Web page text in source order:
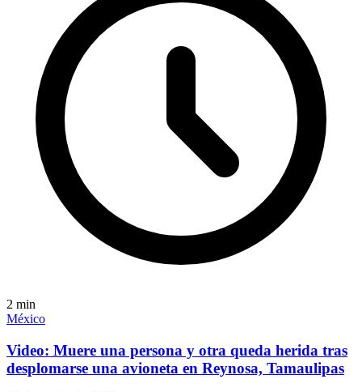
2 min
México
Video: Muere una persona y otra queda herida tras
desplomarse una avioneta en Reynosa, Tamaulipas